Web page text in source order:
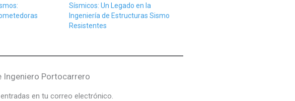
Sísmicos: Un Legado en la
Ingeniería de Estructuras Sismo
Resistentes
Ingeniero Portocarrero
en tu correo electrónico.